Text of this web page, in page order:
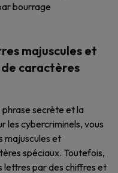
bourrage
majuscules et
caractères
secrète et la
les cybercriminels, vous
majuscules et
spéciaux. Toutefois,
lettres par des chiffres et